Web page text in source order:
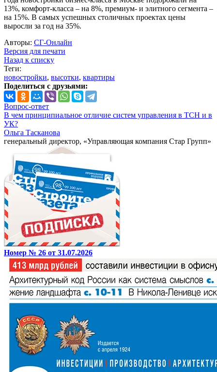
13%, комфорт-класса – на 8%, премиум- и элитного сегмента –
на 15%. В самых успешных столичных проектах цены
выросли за год на 35%.
Авторы: СГ-Онлайн
Версия для печати
Назад к списку
Теги:
новостройки, высотки, квартиры
Поделиться с друзьями:
Вопрос-ответ
В чем принципиальное отличие систем управления в ТСН и в
УК?
Ольга Тасканова
генеральный директор, «Управляющая компания Стар Групп»
Номер № 26 от 31.07.2026